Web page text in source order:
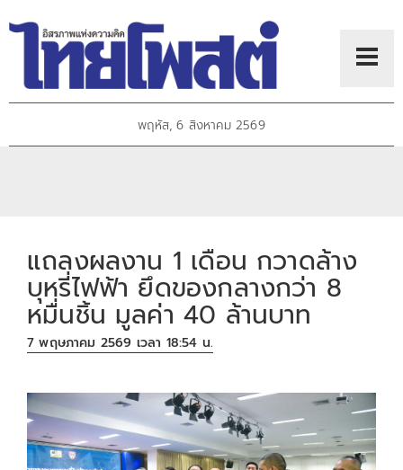
พฤหัส, 6 สิงหาคม 2569
แถลงผลงาน 1 เดือน กวาดล้าง
บุหรี่ไฟฟ้า ยึดของกลางกว่า 8
หมื่นชิ้น มูลค่า 40 ล้านบาท
7 พฤษภาคม 2569 เวลา 18:54 น.